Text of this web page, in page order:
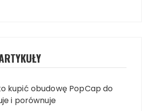
kupić obudowę PopCap do
i porównuje